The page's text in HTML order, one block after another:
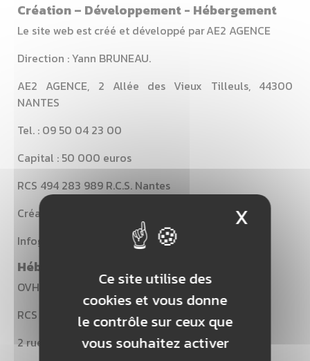
Ce site utilise des
cookies et vous donne
le contrôle sur ceux que
vous souhaitez activer
X
Création – Développement - Hébergement
Le site web est créé et développé par AE2 AGENCE
Direction : Yann BRUNEAU.
AE2 AGENCE, 2 Allée des Vieux Tilleuls, 44300
NANTES
Tel. : 09 50 04 23 00
Capital : 50 000 euros
RCS 494 283 989 R.C.S. Nantes
Création de SARL AE2 : Novembre 2006
Infogérant : DREAM ME UP.
Hébergement
OVH
RCS Lille Métropole 424 761 419 00045
2 rue kellermann BP 80157